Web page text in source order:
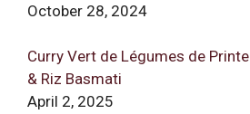
October 28, 2024
Curry Vert de Légumes de
& Riz Basmati
April 2, 2025